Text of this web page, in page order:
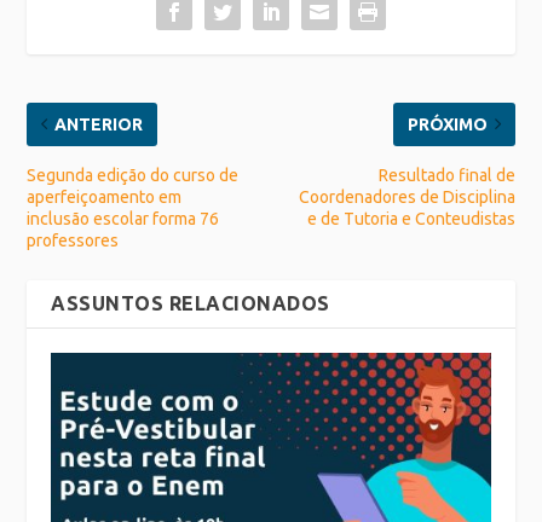
ANTERIOR
Segunda edição do curso de
aperfeiçoamento em
inclusão escolar forma 76
professores
PRÓXIMO
Resultado final de
Coordenadores de Disciplina
e de Tutoria e Conteudistas
ASSUNTOS RELACIONADOS